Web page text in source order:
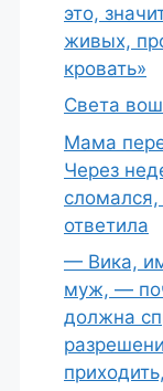
это,
живых,
кровать»
Света
Мама
Через
сломался,
ответила
— Вика,
муж, —
должна